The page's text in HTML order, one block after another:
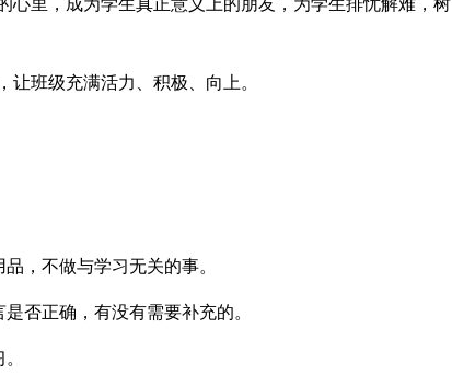
里，成为学生真正意义上的朋友，为学生排忧解难，树
班级充满活力、积极、向上。
，不做与学习无关的事。
否正确，有没有需要补充的。